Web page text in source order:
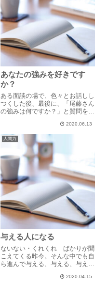
あなたの強みを好きです
か？
ある面談の場で、色々とお話しし
つくした後、最後に、「尾藤さん
の強みは何ですか？」と質問を頂
き熱くなる潔い涙もろい情に厚い
好きなことはとことんこだわる自
分で言いながらハタと気がつきま
した。あれ？これって強みか
な？...
2020.06.13
人間力
与える人になる
ないない・くれくれ ばかりが聞
こえてくる昨今。そんな中でも自
ら進んで与える、与える、与える
がいます。物理的に特別に裕福な
2020.04.15